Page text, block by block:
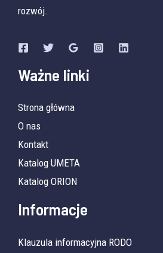
rozwój.
Ważne linki
Strona główna
O nas
Kontakt
Katalog UMETA
Katalog ORION
Informacje
Klauzula informacyjna RODO